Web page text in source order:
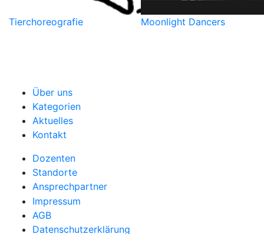
Tierchoreografie Moonlight Dancers
Über uns
Kategorien
Aktuelles
Kontakt
Dozenten
Standorte
Ansprechpartner
Impressum
AGB
Datenschutzerklärung